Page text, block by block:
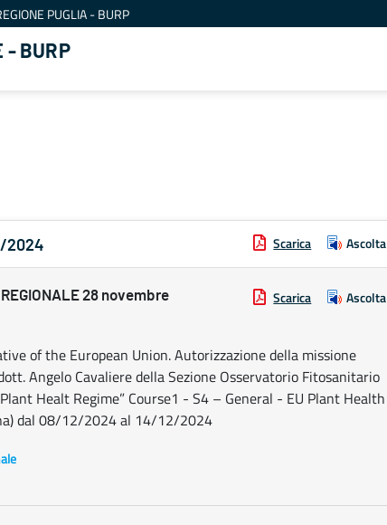
PUGLIA - BURP
- BURP
2024 Scarica Ascolta
28 novembre
Scarica Ascolta
of the European Union. Autorizzazione della missione
Angelo Cavaliere della Sezione Osservatorio Fitosanitario
Healt Regime” Course1 - S4 – General - EU Plant Health
dal 08/12/2024 al 14/12/2024